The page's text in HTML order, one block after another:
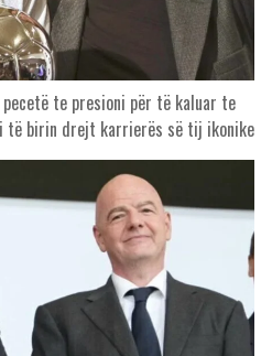
te presioni për të kaluar te
të birin drejt karrierës së tij ikonike